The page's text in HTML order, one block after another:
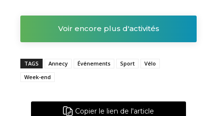
Voir encore plus d'activités
TAGS Annecy Événements Sport
Vélo
Week-end
Copier le lien de l'article